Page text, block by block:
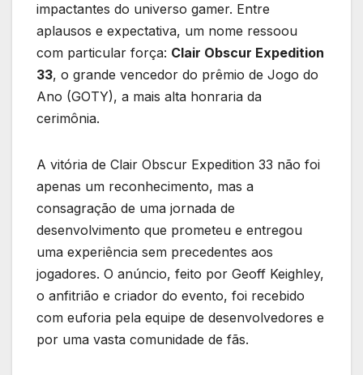
impactantes do universo gamer. Entre
aplausos e expectativa, um nome ressoou
com particular força: Clair Obscur Expedition
33, o grande vencedor do prêmio de Jogo do
Ano (GOTY), a mais alta honraria da
cerimônia.
A vitória de Clair Obscur Expedition 33 não foi
apenas um reconhecimento, mas a
consagração de uma jornada de
desenvolvimento que prometeu e entregou
uma experiência sem precedentes aos
jogadores. O anúncio, feito por Geoff Keighley,
o anfitrião e criador do evento, foi recebido
com euforia pela equipe de desenvolvedores e
por uma vasta comunidade de fãs.